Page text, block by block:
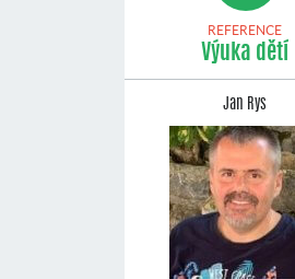
REFERENCE
Výuka dětí
Jan Rys